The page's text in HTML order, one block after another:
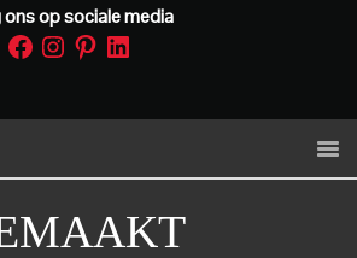
ons op sociale media
Facebook
Instagram
PinterestLinkedIn